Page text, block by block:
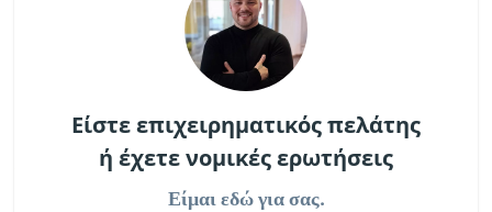
Είστε επιχειρηματικός πελάτης
ή έχετε νομικές ερωτήσεις
Είμαι εδώ για σας.